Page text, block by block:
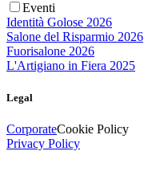
Eventi
Identità Golose 2026
Salone del Risparmio 2026
Fuorisalone 2026
L'Artigiano in Fiera 2025
Legal
CorporateCookie Policy
Privacy Policy